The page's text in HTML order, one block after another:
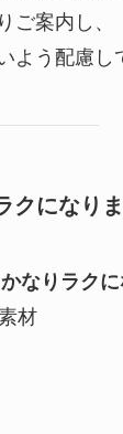
ご案内し、
よう配慮し
クになり
なりラクに
材